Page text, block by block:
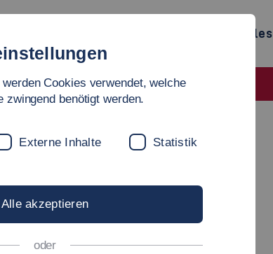
Internationales
Cookies verwendet, welche
zwingend benötigt werden.
Externe Inhalte Statistik
Alle akzeptieren
oder